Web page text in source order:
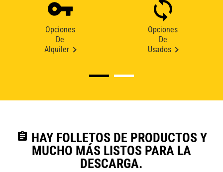
Opciones
De
Alquiler
Opciones
De
Usados
assignment HAY FOLLETOS DE PRODUCTOS Y
MUCHO MÁS LISTOS PARA LA
DESCARGA.